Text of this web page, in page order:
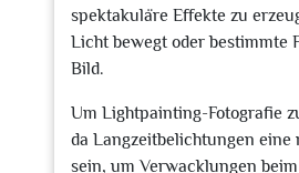
spektakuläre Effekte zu
Licht bewegt oder bestimmte
Bild.
Um Lightpainting-Fotografie
da Langzeitbelichtungen
sein, um Verwacklungen